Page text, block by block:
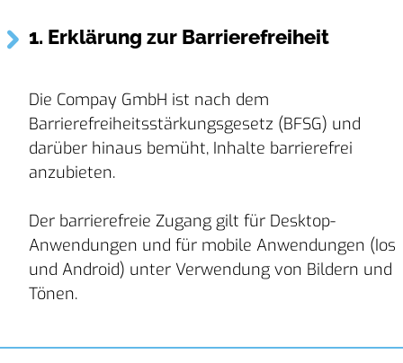
1. Erklärung zur Barrierefreiheit
Die Compay GmbH ist nach dem
Barrierefreiheitsstärkungsgesetz (BFSG) und
darüber hinaus bemüht, Inhalte barrierefrei
anzubieten.
Der barrierefreie Zugang gilt für Desktop-
Anwendungen und für mobile Anwendungen (Ios
und Android) unter Verwendung von Bildern und
Tönen.